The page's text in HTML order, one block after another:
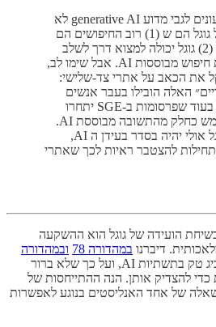
חשוב לזכור ששני הטיעונים לגבי מדוע generative AI לא
יפגע בעסק החיפוש של גוגל הם ש (1) רוב החיפושים הם
לא-מסחריים מטבעם ו (2) גוגל יכולה למצוא דרך לשלב
פרסומות בתוך תוצאות חיפוש מבוססות AI. אבל שימו לב,
את הכאב על אתרי צד-שלישי:
האלה הובילו בעבר אנשים
לאתרים עם פרסומות, בעוד שפרסומות ב-SGE יתחרו
בלינקים שיוצעו למשתמש כחלק מהתשובה מבוססת AI.
בקצרה, החיפוש של גוגל אולי יהיה בסדר בעידן ה AI,
להצטבר ראיות לכך שאתרי
הועידה של גוגל הוא ההשקעה
דיברנו במהדורה 78
ובמהדורה
על השקעות העתק של הביג טק בתשתיות AI, ועל כך שלא ברור
להצדיק אותן. הנה ההתייחסות של
של אחד האנליסטים בנוגע לאפשרות